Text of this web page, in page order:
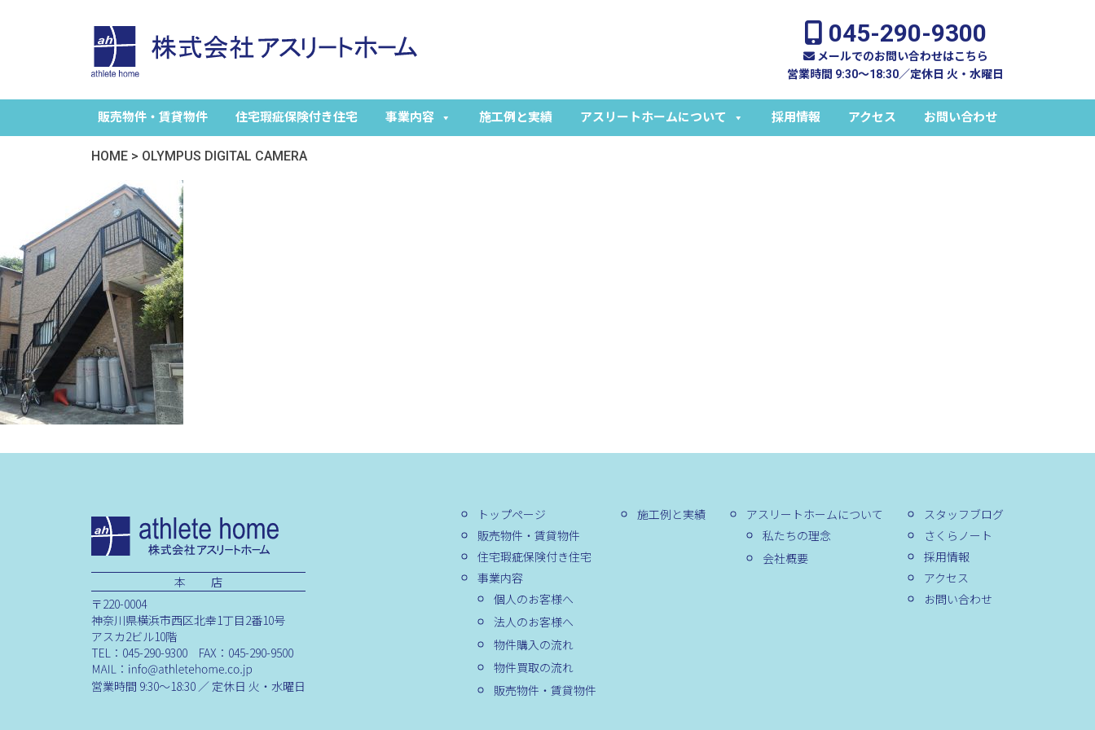
045-290-9300
メールでのお問い合わせはこちら
営業時間 9:30～18:30／定休日 火・水曜日
販売物件・賃貸物件 住宅瑕疵保険付き住宅 事業内容 施工例と実績 アスリートホームについて 採用情報 アクセス お問い合わせ
HOME > OLYMPUS DIGITAL CAMERA
本 店
〒220-0004
神奈川県横浜市西区北幸1丁目2番10号
アスカ2ビル10階
TEL：045-290-9300 FAX：045-290-9500
営業時間 9:30～18:30 ／ 定休日 火・水曜日
トップページ
販売物件・賃貸物件
住宅瑕疵保険付き住宅
事業内容
個人のお客様へ
法人のお客様へ
物件購入の流れ
物件買取の流れ
販売物件・賃貸物件
施工例と実績
アスリートホームについて
私たちの理念
会社概要
スタッフブログ
さくらノート
採用情報
アクセス
お問い合わせ